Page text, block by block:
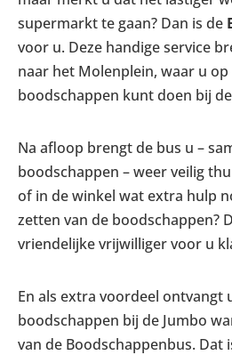
supermarkt te gaan? Dan is de
voor u. Deze handige service
naar het Molenplein, waar u
boodschappen kunt doen bij
Na afloop brengt de bus u –
boodschappen – weer veilig
of in de winkel wat extra hulp
zetten van de boodschappen?
vriendelijke vrijwilliger voor u
En als extra voordeel ontvangt
boodschappen bij de Jumbo
van de Boodschappenbus. Dat